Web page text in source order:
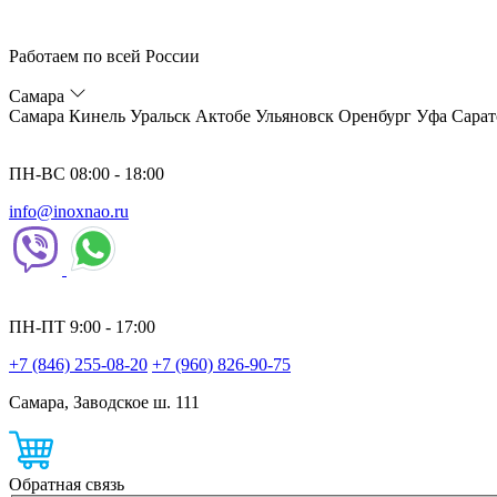
Работаем по всей России
Самара
Самара Кинель Уральск Актобе Ульяновск Оренбург Уфа
ПН-ВС 08:00 - 18:00
info@inoxnao.ru
ПН-ПТ 9:00 - 17:00
+7 (846) 255-08-20 +7 (960) 826-90-75
Самара, Заводское ш. 111
Обратная связь